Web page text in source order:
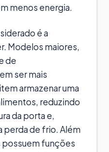
menos energia.
é a
Modelos maiores,
de
ser mais
armazenar uma
reduzindo
da porta e,
de frio. Além
possuem funções